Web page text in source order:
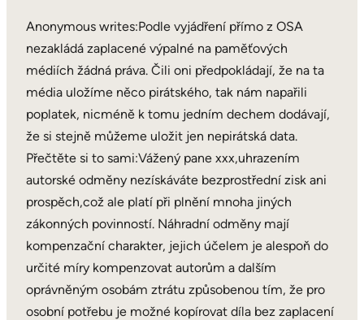
Anonymous writes:Podle vyjádření přímo z OSA
nezakládá zaplacené výpalné na paměťových
médiích žádná práva. Čili oni předpokládají, že na ta
média uložíme něco pirátského, tak nám napařili
poplatek, nicméně k tomu jedním dechem dodávají,
že si stejně můžeme uložit jen nepirátská data.
Přečtěte si to sami:Vážený pane xxx,uhrazením
autorské odměny nezískáváte bezprostřední zisk ani
prospěch,což ale platí při plnění mnoha jiných
zákonných povinností. Náhradní odměny mají
kompenzační charakter, jejich účelem je alespoň do
určité míry kompenzovat autorům a dalším
oprávněným osobám ztrátu způsobenou tím, že pro
osobní potřebu je možné kopírovat díla bez zaplacení